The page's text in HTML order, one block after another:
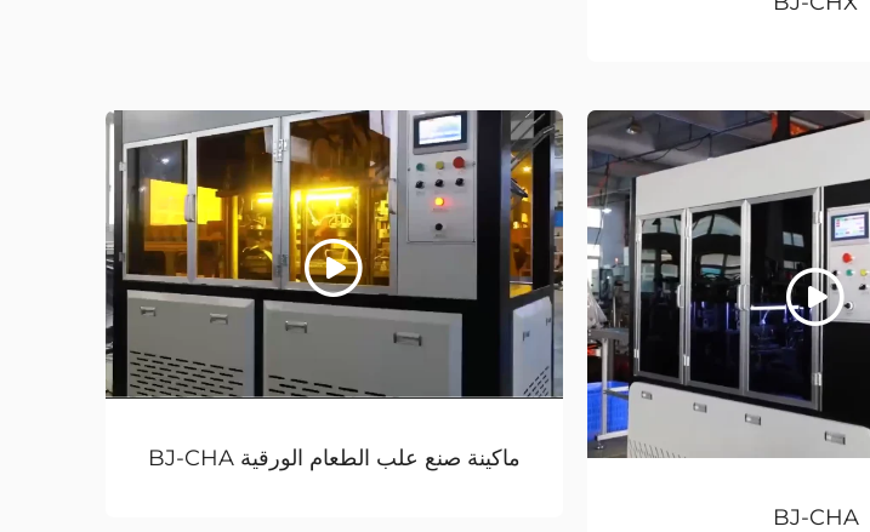
BJ-CHA
ماكينة صنع علب الطعام الورقية BJ-CHA